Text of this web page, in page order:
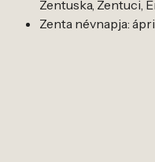
Zentuska, Zentuci,
Zenta névnapja: